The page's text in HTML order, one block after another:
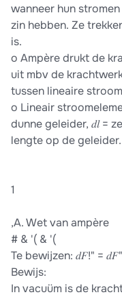
wanneer hun
zin hebben. Ze
is.
o Ampère drukt de
uit mbv de
tussen lineaire
o Lineair
dunne geleider, 𝑑𝑙 =
lengte op de geleider.
1
,A. Wet van ampère
# & '( & '(
Te bewijzen: 𝑑𝐹!" =
Bewijs:
In vacuüm is de